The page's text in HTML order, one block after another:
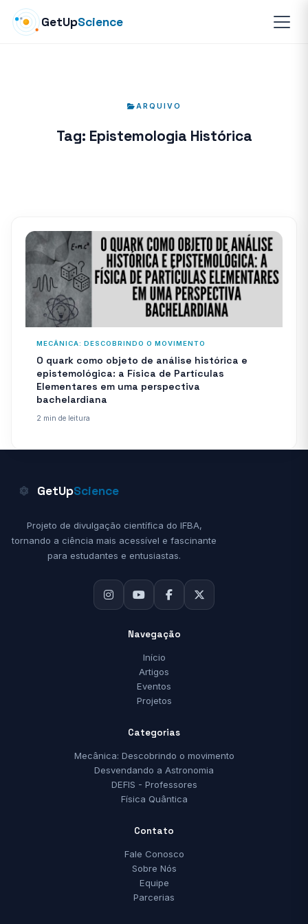
GetUpScience
ARQUIVO
Tag: Epistemologia Histórica
MECÂNICA: DESCOBRINDO O MOVIMENTO
O quark como objeto de análise histórica e
epistemológica: a Física de Partículas
Elementares em uma perspectiva
bachelardiana
2 min de leitura
GetUpScience
Projeto de divulgação científica do IFBA,
tornando a ciência mais acessível e fascinante
para estudantes e entusiastas.
Navegação
Início
Artigos
Eventos
Projetos
Categorias
Mecânica: Descobrindo o movimento
Desvendando a Astronomia
DEFIS - Professores
Física Quântica
Contato
Fale Conosco
Sobre Nós
Equipe
Parcerias